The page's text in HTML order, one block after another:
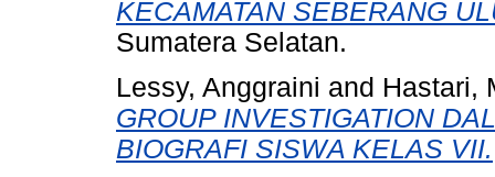
KECAMATAN SEBERANG
Sumatera Selatan.
Lessy, Anggraini and Hastari,
GROUP INVESTIGATION
BIOGRAFI SISWA KELAS VII.